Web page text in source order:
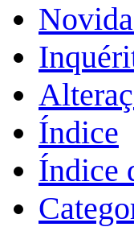
Índice
Índice